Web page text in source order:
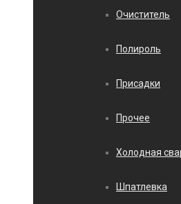
Очиститель
Полироль
Присадки
Прочее
Холодная
Шпатлевка